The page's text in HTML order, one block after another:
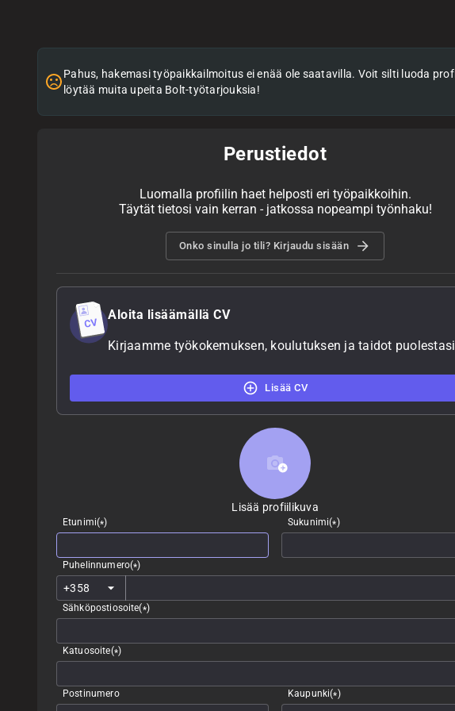
Pahus, hakemasi työpaikkailmoitus ei enää ole saatavilla. Voit silti luoda
löytää muita upeita Bolt-työtarjouksia!
Perustiedot
Luomalla profiilin haet helposti eri työpaikkoihin.
Täytät tietosi vain kerran - jatkossa nopeampi työnhaku!
Onko sinulla jo tili? Kirjaudu sisään
Aloita lisäämällä CV
Kirjaamme työkokemuksen, koulutuksen ja taidot
Lisää CV
Lisää profiilikuva
Lisää profiilikuva
Etunimi(*) Sukunimi(*)
Puhelinnumero(*)
Sähköpostiosoite(*)
Katuosoite(*)
Postinumero Kaupunki(*)